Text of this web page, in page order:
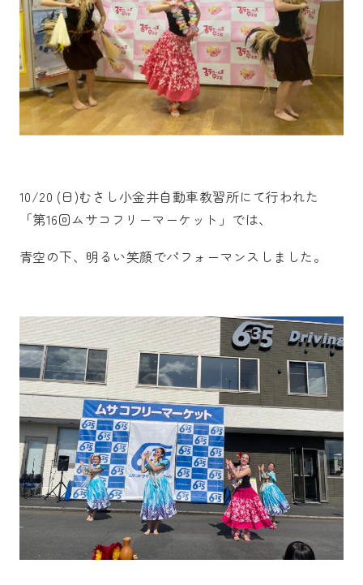
10/20 (日)むさし小金井自動車教習所にて行われた
「第16回ムサコフリーマーケット」では、
青空の下、明るい笑顔でパフォーマンスしました。